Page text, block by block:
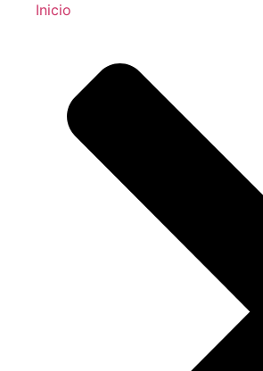
Inicio